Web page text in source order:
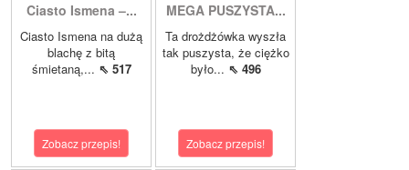
Ciasto Ismena –...
Ciasto Ismena na dużą
blachę z bitą
śmietaną,... ⇖ 517
Zobacz przepis!
MEGA PUSZYSTA...
Ta drożdżówka wyszła
tak puszysta, że ciężko
było... ⇖ 496
Zobacz przepis!